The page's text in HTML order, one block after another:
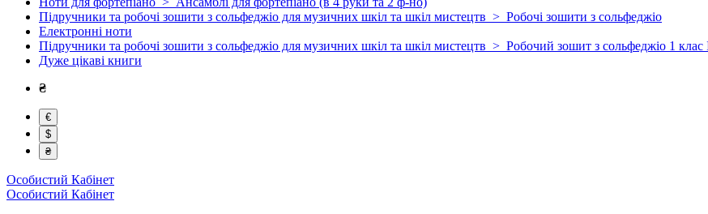
Підручники та робочі зошити з сольфеджіо для музичних шкіл та шкіл мистецтв > Робочі зошити з сольфеджіо
Електронні ноти
Підручники та робочі зошити з сольфеджіо для музичних шкіл та шкіл мистецтв > Робочий зошит з сольфеджіо 1 клас
Дуже цікаві книги
₴
€
$
₴
Особистий Кабінет
Особистий Кабінет